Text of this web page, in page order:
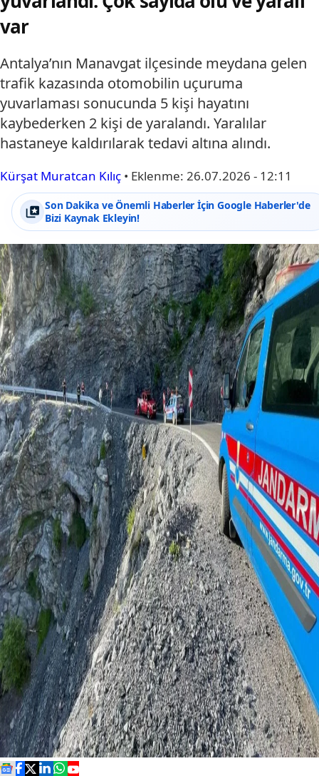
var
Antalya’nın Manavgat ilçesinde meydana gelen
trafik kazasında otomobilin uçuruma
yuvarlaması sonucunda 5 kişi hayatını
kaybederken 2 kişi de yaralandı. Yaralılar
hastaneye kaldırılarak tedavi altına alındı.
Kürşat Muratcan Kılıç • Eklenme: 26.07.2026 - 12:11
Son Dakika ve Önemli Haberler İçin Google Haberler'de
Bizi Kaynak Ekleyin!